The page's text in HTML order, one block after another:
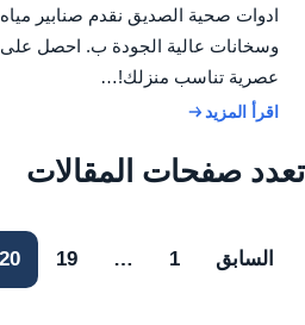
ادوات صحية الصديق نقدم صنابير
وسخانات عالية الجودة ب. احصل
عصرية تناسب منزلك!…
اقرأ المزيد
تعدد صفحات المقالات
السابق 1
…
19
20